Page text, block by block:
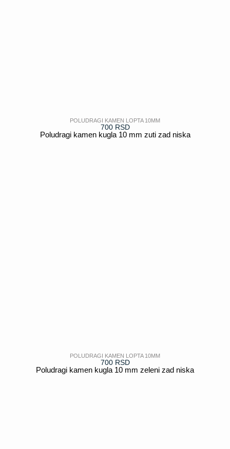
POLUDRAGI KAMEN LOPTA 10MM
700 RSD
Poludragi kamen kugla 10 mm zuti zad niska
POLUDRAGI KAMEN LOPTA 10MM
700 RSD
Poludragi kamen kugla 10 mm zeleni zad niska